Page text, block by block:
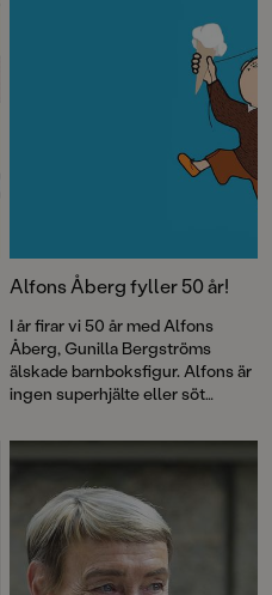
Alfons Åberg fyller 50 år!
I år firar vi 50 år med Alfons
Åberg, Gunilla Bergströms
älskade barnboksfigur. Alfons är
ingen superhjälte eller söt
vi. Och kanske är det just därför
som han blivit vår kompis.